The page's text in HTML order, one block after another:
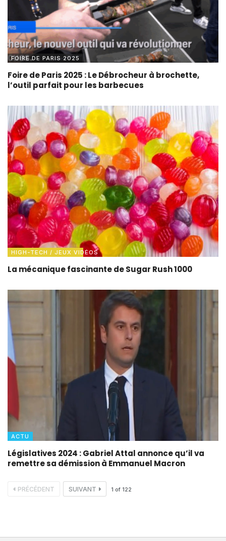
FOIRE DE PARIS 2025
Foire de Paris 2025 : Le Débrocheur à brochette,
l’outil parfait pour les barbecues
HIGH-TECH / JEUX VIDÉOS
La mécanique fascinante de Sugar Rush 1000
ACTU
Législatives 2024 : Gabriel Attal annonce qu’il va
remettre sa démission à Emmanuel Macron
PRÉCÉDENT SUIVANT 1 of 122